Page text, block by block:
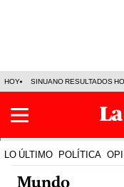
HOY SINUANO RESULTADOS
LO ÚLTIMO POLÍTICA
Mundo